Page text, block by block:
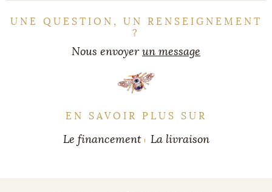
UNE QUESTION, UN RENSEIGNEMENT
?
Nous envoyerun message
EN SAVOIR PLUS SUR
Le financement La livraison